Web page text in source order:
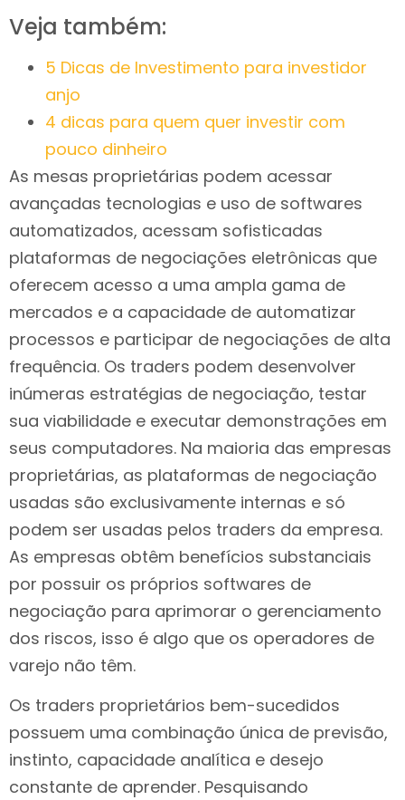
Veja também:
5 Dicas de Investimento para investidor
anjo
4 dicas para quem quer investir com
pouco dinheiro
As mesas proprietárias podem acessar
avançadas tecnologias e uso de softwares
automatizados, acessam sofisticadas
plataformas de negociações eletrônicas que
oferecem acesso a uma ampla gama de
mercados e a capacidade de automatizar
processos e participar de negociações de alta
frequência. Os traders podem desenvolver
inúmeras estratégias de negociação, testar
sua viabilidade e executar demonstrações em
seus computadores. Na maioria das empresas
proprietárias, as plataformas de negociação
usadas são exclusivamente internas e só
podem ser usadas pelos traders da empresa.
As empresas obtêm benefícios substanciais
por possuir os próprios softwares de
negociação para aprimorar o gerenciamento
dos riscos, isso é algo que os operadores de
varejo não têm.
Os traders proprietários bem-sucedidos
possuem uma combinação única de previsão,
instinto, capacidade analítica e desejo
constante de aprender. Pesquisando